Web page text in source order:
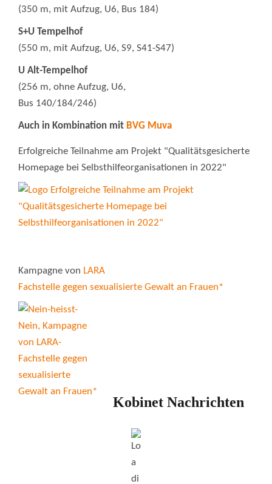
(350 m, mit Aufzug, U6, Bus 184)
S+U Tempelhof
(550 m, mit Aufzug, U6, S9, S41-S47)
U Alt-Tempelhof
(256 m, ohne Aufzug, U6,
Bus 140/184/246)
Auch in Kombination mit BVG Muva
Erfolgreiche Teilnahme am Projekt "Qualitätsgesicherte
Homepage bei Selbsthilfeorganisationen in 2022"
Kampagne von LARA
Fachstelle gegen sexualisierte Gewalt an Frauen*
Kobinet Nachrichten